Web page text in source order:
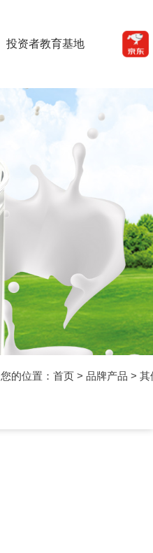
投资者教育基地
您的位置： 首页 > 品牌产品 > 其